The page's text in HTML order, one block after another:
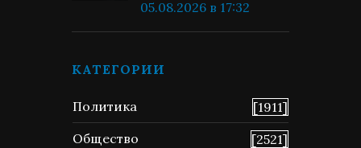
05.08.2026 в 17:32
КАТЕГОРИИ
Политика
[1911]
Общество
[2521]